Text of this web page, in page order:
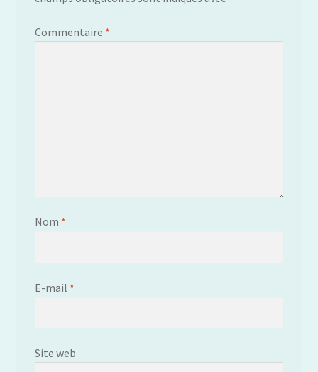
Commentaire *
Nom *
E-mail *
Site web